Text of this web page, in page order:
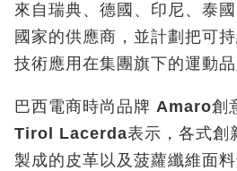
來自瑞典、德國、印尼、泰
國家的供應商，並計劃把可
技術應用在集團旗下的運動品
巴西電商時尚品牌 Amaro創
Tirol Lacerda表示，各式創
製成的皮革以及菠蘿纖維面